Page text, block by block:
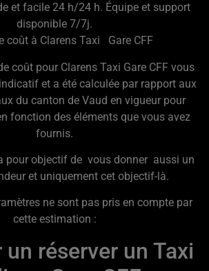
et facile 24 h/24 h. Équipe et support
disponible 7/7j.
coût à Clarens Taxi Gare CFF
coût pour Clarens Taxi Gare CFF vous
et a été calculée par rapport aux
du canton de Vaud en vigueur pour
fonction des éléments que vous avez
fournis.
pour objectif de vous donner aussi un
et uniquement cet objectif-là.
ne sont pas pris en compte par
cette estimation :
un réserver un Taxi